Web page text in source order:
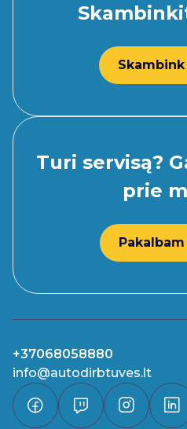
Skambink
Turi servisą?
prie
Pakalbam
+37068058880
info@autodirbtuves.lt